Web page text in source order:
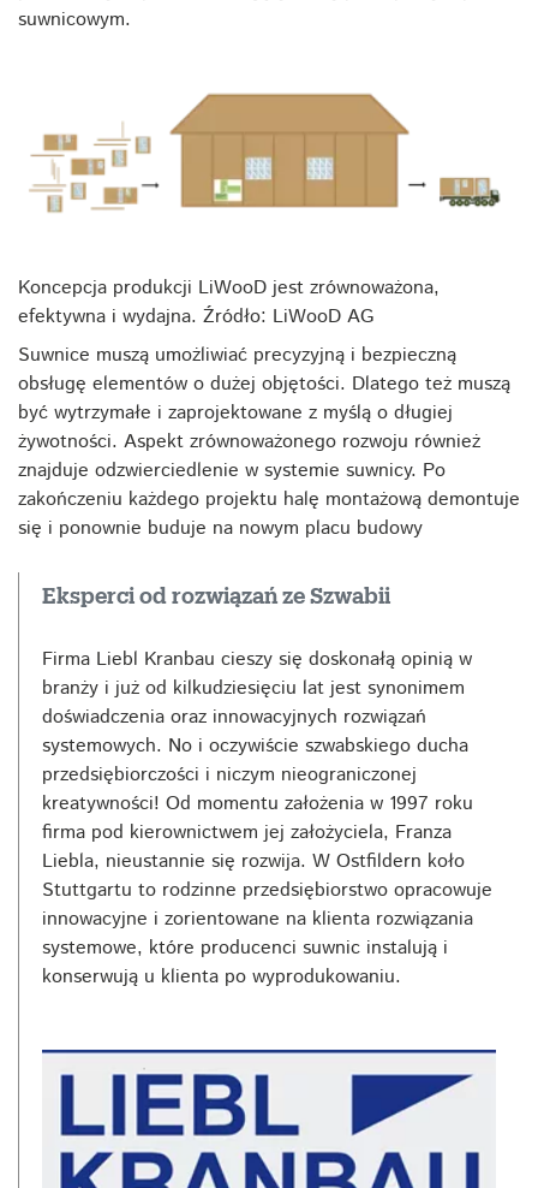
suwnicowym.
Koncepcja produkcji LiWooD jest zrównoważona,
efektywna i wydajna. Źródło: LiWooD AG
Suwnice muszą umożliwiać precyzyjną i bezpieczną
obsługę elementów o dużej objętości. Dlatego też muszą
być wytrzymałe i zaprojektowane z myślą o długiej
żywotności. Aspekt zrównoważonego rozwoju również
znajduje odzwierciedlenie w systemie suwnicy. Po
zakończeniu każdego projektu halę montażową demontuje
się i ponownie buduje na nowym placu budowy
Eksperci od rozwiązań ze Szwabii
Firma Liebl Kranbau cieszy się doskonałą opinią w
branży i już od kilkudziesięciu lat jest synonimem
doświadczenia oraz innowacyjnych rozwiązań
systemowych. No i oczywiście szwabskiego ducha
przedsiębiorczości i niczym nieograniczonej
kreatywności! Od momentu założenia w 1997 roku
firma pod kierownictwem jej założyciela, Franza
Liebla, nieustannie się rozwija. W Ostfildern koło
Stuttgartu to rodzinne przedsiębiorstwo opracowuje
innowacyjne i zorientowane na klienta rozwiązania
systemowe, które producenci suwnic instalują i
konserwują u klienta po wyprodukowaniu.